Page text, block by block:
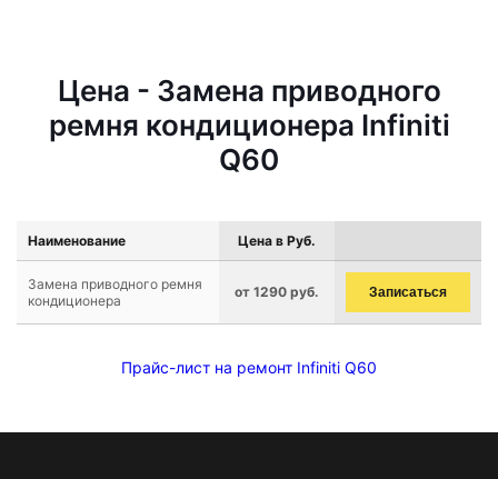
Цена - Замена приводного
ремня кондиционера Infiniti
Q60
Наименование Цена в Руб.
Замена приводного ремня
кондиционера
от 1290 руб. Записаться
Прайс-лист на ремонт Infiniti Q60